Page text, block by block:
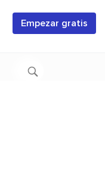
Empezar gratis